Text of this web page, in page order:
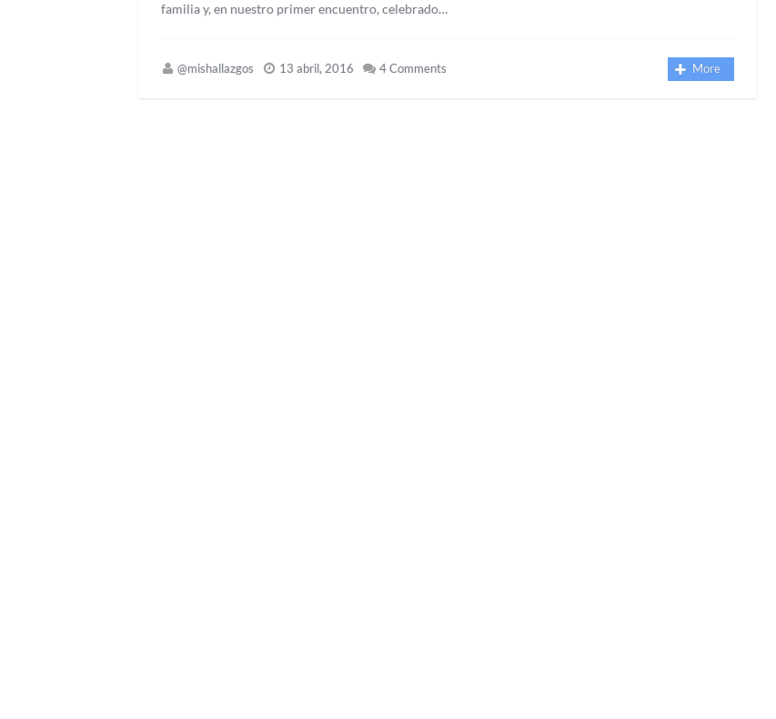
familia y, en nuestro primer encuentro, celebrado…
@mishallazgos 13 abril, 2016 4 Comments More